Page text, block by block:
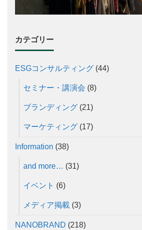
カテゴリー
ESGコンサルティング (44)
セミナー・講演会 (8)
ブランディング (21)
マーケティング (17)
Information (38)
and more… (31)
イベント (6)
メディア掲載 (3)
NANOBRAND (218)